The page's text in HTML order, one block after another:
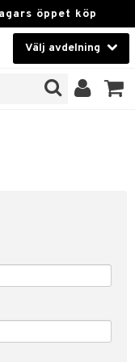
öppet köp
Välj avdelning